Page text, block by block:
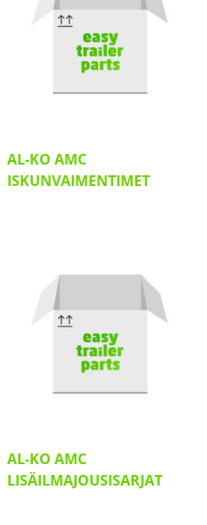
AL-KO AMC
ISKUNVAIMENTIMET
AL-KO AMC
LISÄILMAJOUSISARJAT